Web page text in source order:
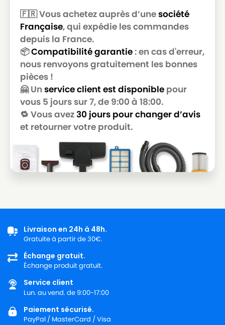
TORNADO
TORNADO TO50 (SUPER PRO)
TORNADO
TORNADO TO5410
TORNADO
TORNADO TO5415
TORNADO
TORNADO TO5430
TORNADO
TORNADO TO5435
TORNADO
TORNADO TO5440
TORNADO
TORNADO TO55 (SUPER PRO)
TORNADO
TORNADO TO6310 à TO6330 (CALYPSO)
TORNADO
TORNADO TO6410 à TO6440 (AIRMAX)
TORNADO
TORNADO TO6630
TORNADO
TORNADO TO6810
TORNADO
TORNADO
TORNADO TO7010
TORNADO
TORNADO TO7020 (PERFECTO)
🇫🇷 Vous achetez auprès d’unesociété
Française, qui expédie les commandes
depuis la France.
📦Compatibilité garantie: en cas d'erreur,
nous renvoyons gratuitement les bonnes
pièces !
🤗 Un service client est disponible pour
vous 5 jours sur 7, de 9:00 à 18:00.
🔁 Vous avez30 jours pour changer d’avis
et retourner votre produit.
Livraison en 24h à 48h.
Gratuite à partir de 30€.
Échange gratuit.
Échange produit gratuit.
Service client
Lun. au vend. de 9:00-17:00
Paiement sécurisé.
PayPal / MasterCard / Visa